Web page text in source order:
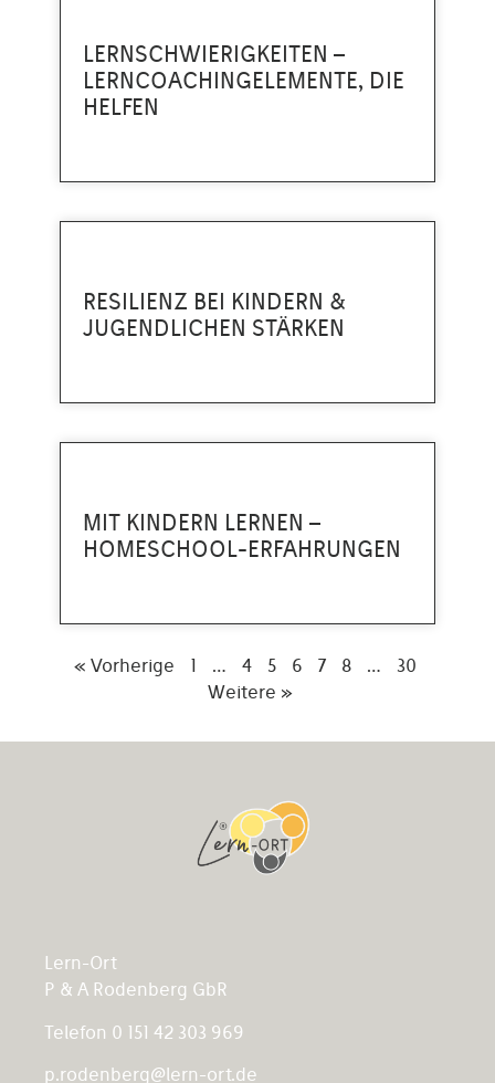
LERNSCHWIERIGKEITEN –
LERNCOACHINGELEMENTE, DIE
HELFEN
RESILIENZ BEI KINDERN &
JUGENDLICHEN STÄRKEN
MIT KINDERN LERNEN –
HOMESCHOOL-ERFAHRUNGEN
« Vorherige 1 … 4 5 6 7 8 …
30
Weitere »
Lern-Ort
P & A Rodenberg GbR
Telefon 0 151 42 303 969
p.rodenberg@lern-ort.de